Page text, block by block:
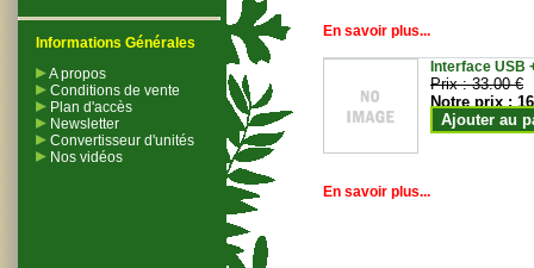
Informations Générales
A propos
Conditions de vente
Plan d'accès
Newsletter
Convertisseur d'unités
Nos vidéos
En savoir plus...
Interface USB
Prix :33.00 €
Notre prix :
Ajouter au
En savoir plus...